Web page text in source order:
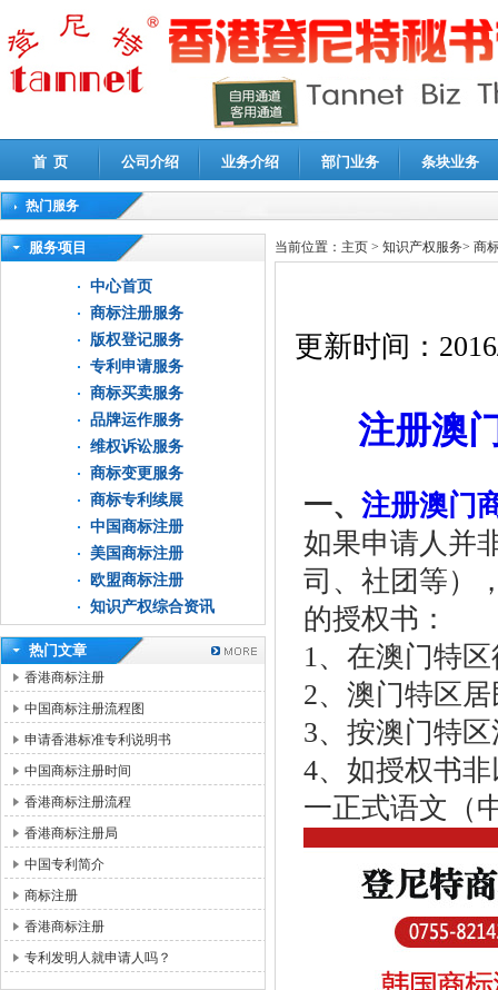
首 页 公司介绍 业务介绍 部门业务 条块业务
热门服务
高新技术企业认定审计|企业所得税汇算清缴申报鉴证
服务项目
中心首页
商标注册服务
版权登记服务
专利申请服务
商标买卖服务
品牌运作服务
维权诉讼服务
商标变更服务
商标专利续展
中国商标注册
美国商标注册
欧盟商标注册
知识产权综合资讯
热门文章
香港商标注册
中国商标注册流程图
申请香港标准专利说明书
中国商标注册时间
香港商标注册流程
香港商标注册局
中国专利简介
商标注册
香港商标注册
专利发明人就申请人吗？
当前位置： 主页 > 知识产权服务> 商
更新时间：
注册澳
一、 注册澳门
如果申请人并
司、社团等）
的授权书：
1、在澳门特
2、澳门特区
3、按澳门特
4、如授权书
一正式语文（